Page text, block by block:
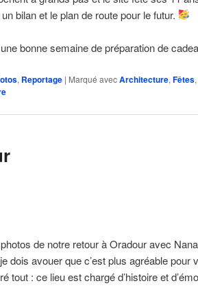
bilan et le plan de route pour le futur.
bonne semaine de préparation de
, Reportage | Marqué avecArchitecture, Fêtes,
de notre retour à Oradour avec
dois avouer que c’est plus agréable pour
tout : ce lieu est chargé d’histoire et